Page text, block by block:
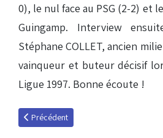
0), le nul face au PSG (2-2) et
Guingamp. Interview
Stéphane COLLET, ancien
vainqueur et buteur décisif
Ligue 1997. Bonne écoute !
Article précédent : Dimitri Foulquier :
Précédent